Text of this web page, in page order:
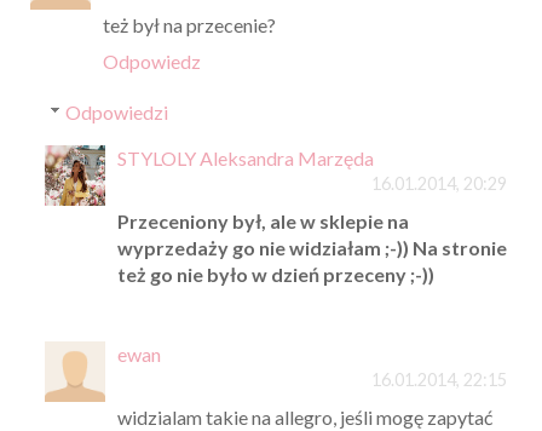
też był na przecenie?
Odpowiedz
Odpowiedzi
STYLOLY Aleksandra Marzęda
16.01.2014, 20:29
Przeceniony był, ale w sklepie na
wyprzedaży go nie widziałam ;-)) Na stronie
też go nie było w dzień przeceny ;-))
ewan
16.01.2014, 22:15
widzialam takie na allegro, jeśli mogę zapytać